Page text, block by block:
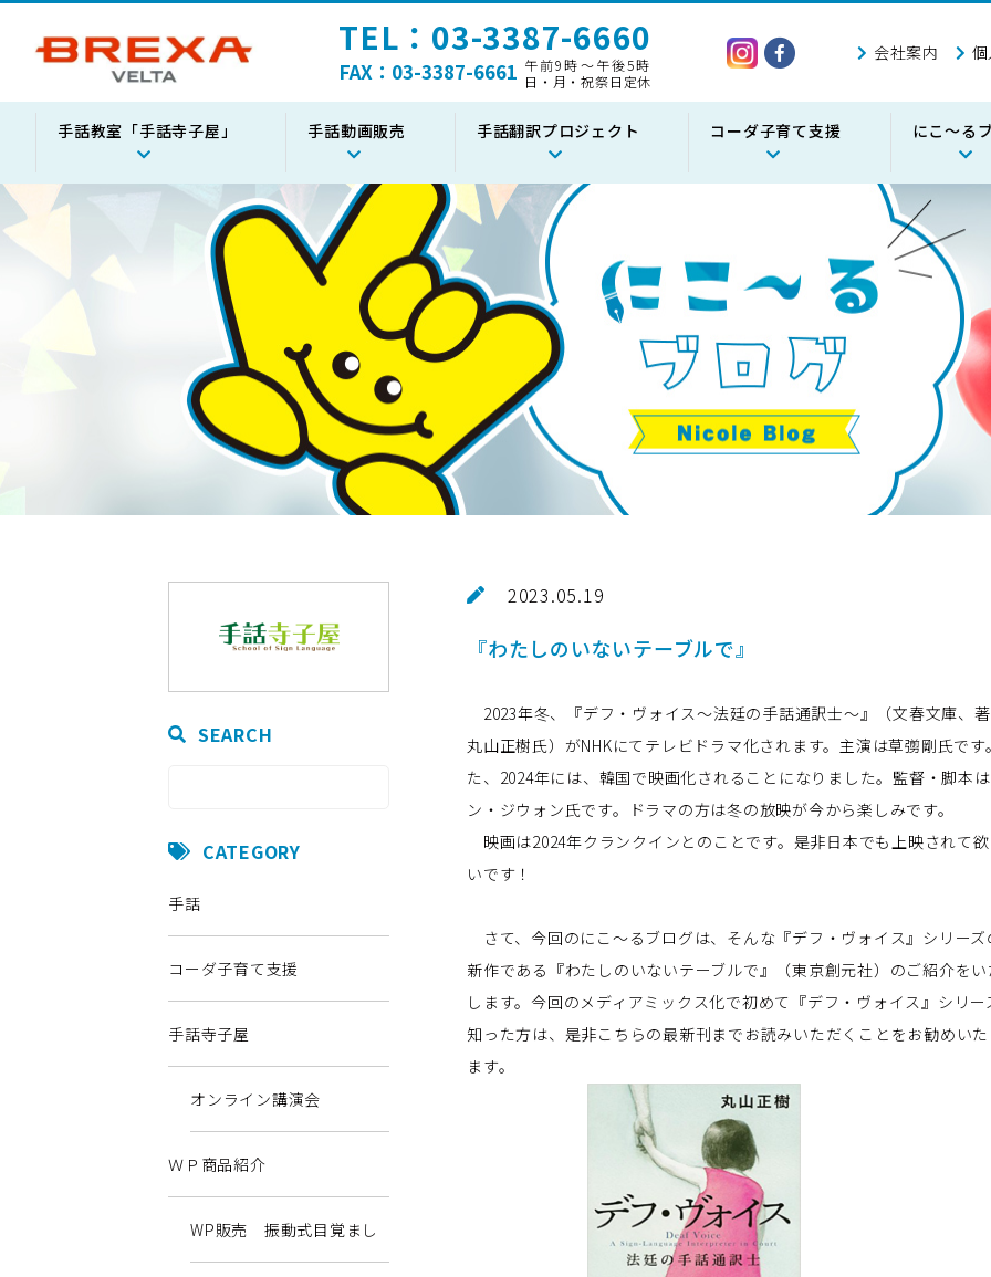
TEL：03-3387-6660
FAX：03-3387-6661 午前9時～午後5時
日・月・祝祭日定休
会社案内
手話教室「手話寺子屋」 手話動画販売 手話翻訳プロジェクト コーダ子育て支援 にこ～る
2023.05.19
『わたしのいないテーブルで』
2023年冬、 『デフ・ヴォイス～法廷の手話通訳士～』
（文春文庫、
丸山正樹氏）がNHKにてテレビドラマ化されます。主演は草彅剛氏です
た、 2024年には、韓国で映画化されることになりました。監督・脚本
ン・ジウォン氏です。ドラマの方は冬の放映が今から楽しみです。
映画は2024年クランクインとのことです。是非日本でも上映されて欲
いです！
さて、今回のにこ～るブログは、そんな『デフ・ヴォイス』シリーズ
新作である『わたしのいないテーブルで』（東京創元社）のご紹介をい
します。今回のメディアミックス化で初めて『デフ・ヴォイス』シリー
知った方は、是非こちらの最新刊までお読みいただくことをお勧めいた
ます。
SEARCH
CATEGORY
手話
コーダ子育て支援
手話寺子屋
オンライン講演会
ＷＰ商品紹介
WP販売 振動式目覚まし